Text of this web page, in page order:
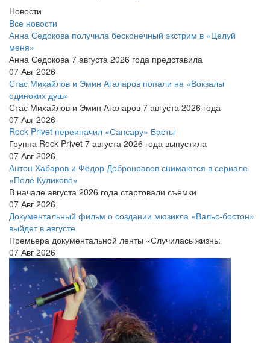
Новости
Все новости
Анна Седокова получила бесконечный экстрим в «Целуй
меня»
Анна Седокова 7 августа 2026 года представила
07 Авг 2026
Стас Михайлов и Эмин Агаларов попали на «Вокзалы
одиноких душ»
Стас Михайлов и Эмин Агаларов 7 августа 2026 года
07 Авг 2026
Rock Privet переиначил «Сансару» Басты
Группа Rock Privet 7 августа 2026 года выпустила
07 Авг 2026
Антон Хабаров и Фёдор Добронравов снимаются в сериале
«Поле Куликово»
В начале августа 2026 года стартовали съёмки
07 Авг 2026
Документальный фильм о создании мюзикла «Вальс-бостон»
выйдет в августе
Премьера документальной ленты «Случилась жизнь:
07 Авг 2026